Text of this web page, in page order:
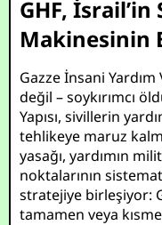
GHF, İsrail’in
Makinesinin
Gazze İnsani Yardım
değil – soykırımcı
Yapısı, sivillerin
tehlikeye maruz
yasağı, yardımın
noktalarının
stratejiye birleşiyor:
tamamen veya